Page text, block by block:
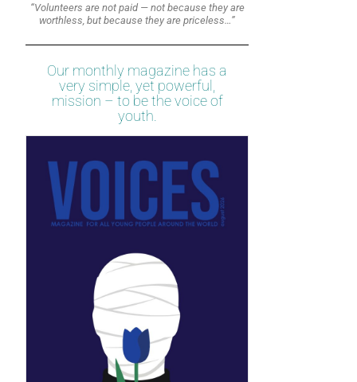
“Volunteers are not paid — not because they are
worthless, but because they are priceless…”
Our monthly magazine has a
very simple, yet powerful,
mission – to be the voice of
youth.